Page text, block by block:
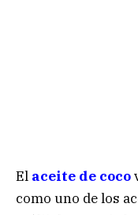
El aceite de coco
como uno de los